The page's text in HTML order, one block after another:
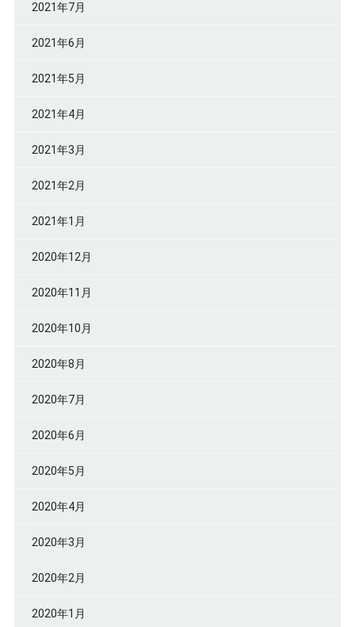
2021年7月
2021年6月
2021年5月
2021年4月
2021年3月
2021年2月
2021年1月
2020年12月
2020年11月
2020年10月
2020年8月
2020年7月
2020年6月
2020年5月
2020年4月
2020年3月
2020年2月
2020年1月